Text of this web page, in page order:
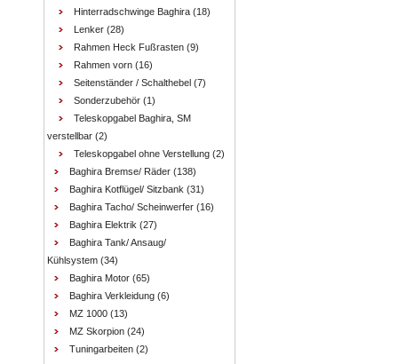
Hinterradschwinge Baghira (18)
Lenker (28)
Rahmen Heck Fußrasten (9)
Rahmen vorn (16)
Seitenständer / Schalthebel (7)
Sonderzubehör (1)
Teleskopgabel Baghira, SM
verstellbar (2)
Teleskopgabel ohne Verstellung (2)
Baghira Bremse/ Räder (138)
Baghira Kotflügel/ Sitzbank (31)
Baghira Tacho/ Scheinwerfer (16)
Baghira Elektrik (27)
Baghira Tank/ Ansaug/
Kühlsystem (34)
Baghira Motor (65)
Baghira Verkleidung (6)
MZ 1000 (13)
MZ Skorpion (24)
Tuningarbeiten (2)